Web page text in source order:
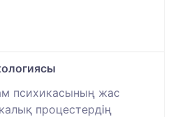
психикасының жас
процестердің